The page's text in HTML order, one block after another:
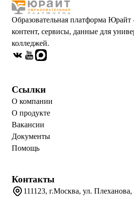
Образовательная платформа Юрайт
контент, сервисы, данные для
колледжей.
Ссылки
О компании
О продукте
Вакансии
Документы
Помощь
Контакты
111123, г.Москва, ул. Плеханова,